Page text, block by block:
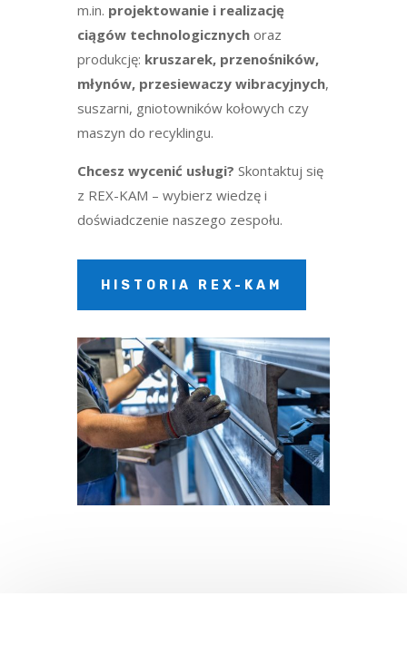
m.in. projektowanie i realizację
ciągów technologicznychoraz
produkcję: kruszarek, przenośników,
młynów, przesiewaczy wibracyjnych,
suszarni, gniotowników kołowych czy
maszyn do recyklingu.
Chcesz wycenić usługi? Skontaktuj się
z REX-KAM – wybierz wiedzę i
doświadczenie naszego zespołu.
HISTORIA REX-KAM